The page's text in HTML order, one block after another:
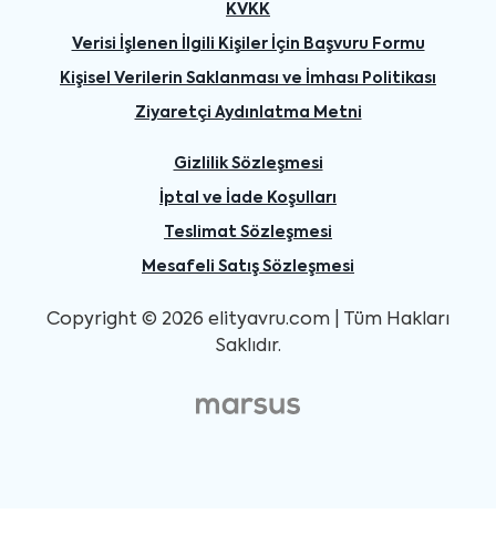
KVKK
Verisi İşlenen İlgili Kişiler İçin Başvuru Formu
Kişisel Verilerin Saklanması ve İmhası Politikası
Ziyaretçi Aydınlatma Metni
Gizlilik Sözleşmesi
İptal ve İade Koşulları
Teslimat Sözleşmesi
Mesafeli Satış Sözleşmesi
Copyright © 2026 elityavru.com | Tüm Hakları
Saklıdır.